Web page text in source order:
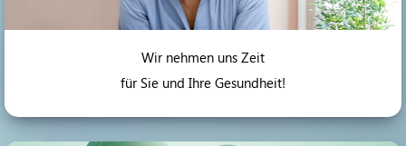
Wir nehmen uns Zeit
für Sie und Ihre Gesundheit!